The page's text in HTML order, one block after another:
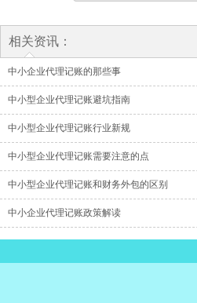
相关资讯：
中小企业代理记账的那些事
中小型企业代理记账避坑指南
中小型企业代理记账行业新规
中小型企业代理记账需要注意的点
中小型企业代理记账和财务外包的区别
中小企业代理记账政策解读